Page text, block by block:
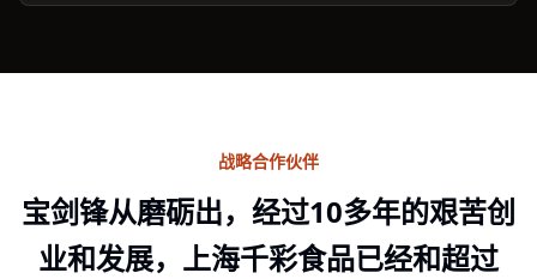
战略合作伙伴
宝剑锋从磨砺出，经过10多年的艰苦创
业和发展，上海千彩食品已经和超过